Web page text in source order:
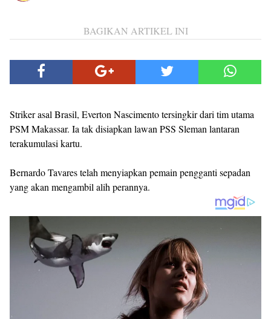
BAGIKAN ARTIKEL INI
Striker asal Brasil, Everton Nascimento tersingkir dari tim utama
PSM Makassar. Ia tak disiapkan lawan PSS Sleman lantaran
terakumulasi kartu.
Bernardo Tavares telah menyiapkan pemain pengganti sepadan
yang akan mengambil alih perannya.